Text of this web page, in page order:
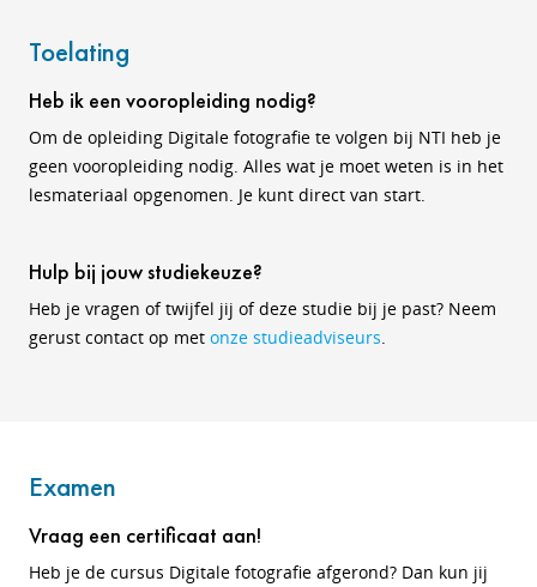
Toelating
Heb ik een vooropleiding nodig?
Om de opleiding Digitale fotografie te volgen bij NTI heb je
geen vooropleiding nodig. Alles wat je moet weten is in het
lesmateriaal opgenomen. Je kunt direct van start.
Hulp bij jouw studiekeuze?
Heb je vragen of twijfel jij of deze studie bij je past? Neem
gerust contact op met onze studieadviseurs.
Examen
Vraag een certificaat aan!
Heb je de cursus Digitale fotografie afgerond? Dan kun jij